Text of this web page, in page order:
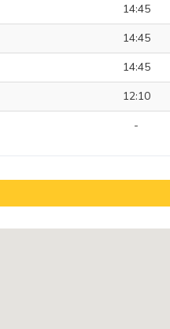
14:45
14:45
14:45
12:10
-